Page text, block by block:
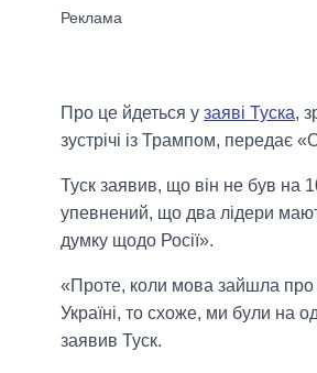
Про це йдеться у заяві Туска,
зустрічі із Трампом, передає
Туск заявив, що він не був на
упевнений, що два лідери
думку щодо Росії».
«Проте, коли мова зайшла про
Україні, то схоже, ми були на
заявив Туск.